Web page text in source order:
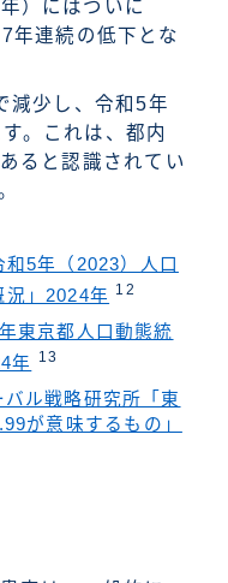
）にはついに
年連続の低下とな
減少し、令和5年
。これは、都内
ると認識されてい
5年（2023）人口
況」2024年 12
東京都人口動態統
年
13
ル戦略研究所「東
が意味するもの」